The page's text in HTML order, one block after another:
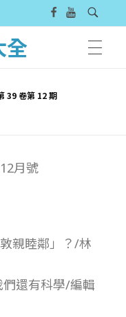
全
39 卷第 12 期
月號
親睦鄰」？/林
還有科學/編輯